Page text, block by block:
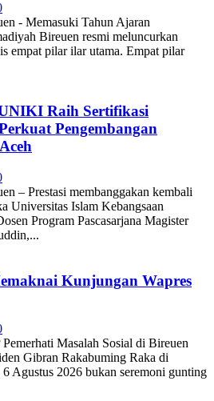
- Memasuki Tahun Ajaran
Bireuen resmi meluncurkan
empat pilar ilar utama. Empat pilar
Raih Sertifikasi
Pengembangan
– Prestasi membanggakan kembali
Universitas Islam Kebangsaan
Program Pascasarjana Magister
Kunjungan Wapres
Masalah Sosial di Bireuen
Gibran Rakabuming Raka di
Agustus 2026 bukan seremoni gunting